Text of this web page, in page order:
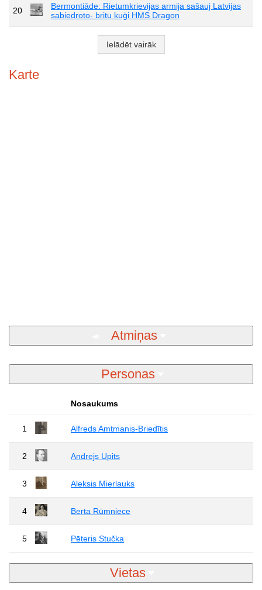
20
Bermontiāde: Rietumkrievijas armija sašauj Latvijas
sabiedroto- britu kuģi HMS Dragon
Ielādēt vairāk
Karte
Atmiņas
Personas
Nosaukums
1 Alfreds Amtmanis-Briedītis
2 Andrejs Upits
3 Aleksis Mierlauks
4 Berta Rūmniece
5 Pēteris Stučka
Vietas